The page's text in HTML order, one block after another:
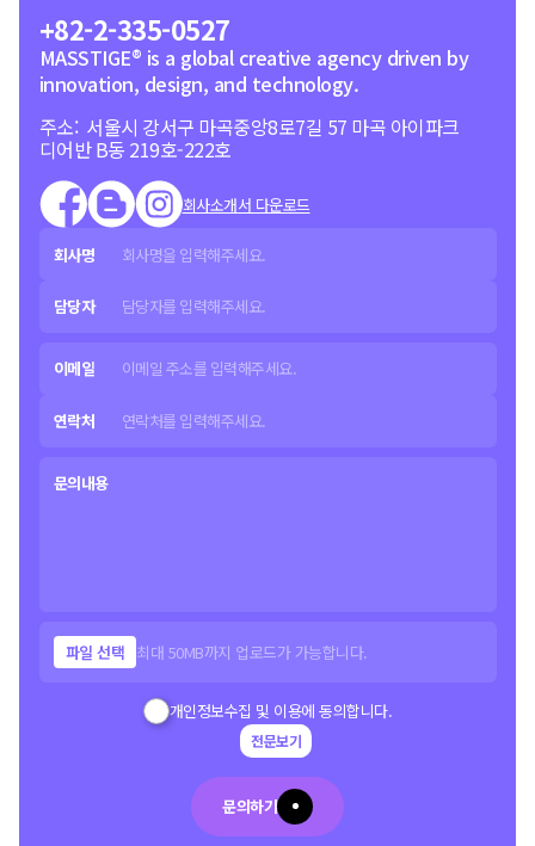
+82-2-335-0527
MASSTIGE® is a global creative agency driven by
innovation, design, and technology.
주소: 서울시 강서구 마곡중앙8로7길 57 마곡 아이파크
디어반 B동 219호-222호
회사소개서 다운로드
회사명
담당자
이메일
연락처
문의내용
파일 선택 최대 50MB까지 업로드가 가능합니다.
개인정보수집 및 이용에 동의합니다.
전문보기
문의하기